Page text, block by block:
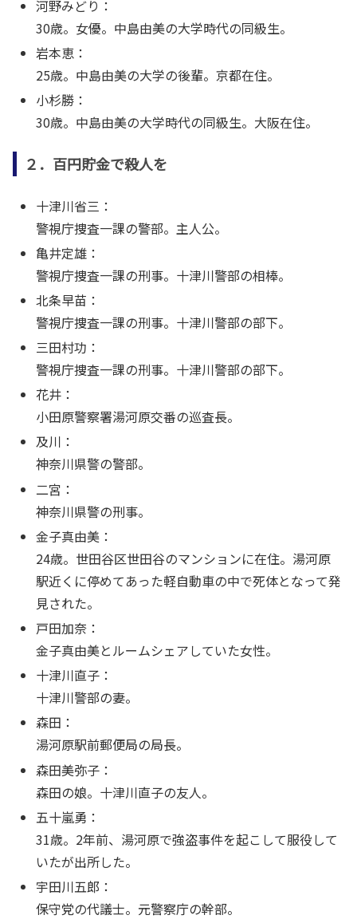
河野みどり：
30歳。女優。中島由美の大学時代の同級生。
岩本恵：
25歳。中島由美の大学の後輩。京都在住。
小杉勝：
30歳。中島由美の大学時代の同級生。大阪在住。
２．百円貯金で殺人を
十津川省三：
警視庁捜査一課の警部。主人公。
亀井定雄：
警視庁捜査一課の刑事。十津川警部の相棒。
北条早苗：
警視庁捜査一課の刑事。十津川警部の部下。
三田村功：
警視庁捜査一課の刑事。十津川警部の部下。
花井：
小田原警察署湯河原交番の巡査長。
及川：
神奈川県警の警部。
二宮：
神奈川県警の刑事。
金子真由美：
24歳。世田谷区世田谷のマンションに在住。湯河原
駅近くに停めてあった軽自動車の中で死体となって発
見された。
戸田加奈：
金子真由美とルームシェアしていた女性。
十津川直子：
十津川警部の妻。
森田：
湯河原駅前郵便局の局長。
森田美弥子：
森田の娘。十津川直子の友人。
五十嵐勇：
31歳。2年前、湯河原で強盗事件を起こして服役して
いたが出所した。
宇田川五郎：
保守党の代議士。元警察庁の幹部。